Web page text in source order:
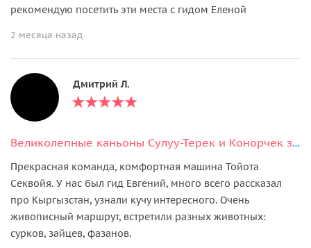
рекомендую посетить эти места с гидом Еленой
2 месяца назад
Дмитрий Л.
Великолепные каньоны Сулуу-Терек и Конорчек за 1 день
Прекрасная команда, комфортная машина Тойота
Секвойя. У нас был гид Евгений, много всего рассказал
про Кыргызстан, узнали кучу интересного. Очень
живописный маршрут, встретили разных животных:
сурков, зайцев, фазанов.